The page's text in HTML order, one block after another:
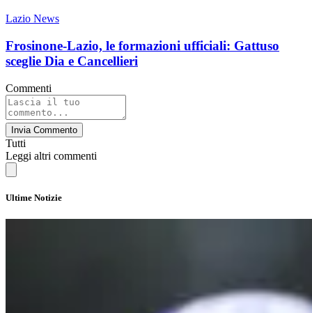
Lazio News
Frosinone-Lazio, le formazioni ufficiali: Gattuso
sceglie Dia e Cancellieri
Commenti
Invia Commento
Tutti
Leggi altri commenti
Ultime Notizie